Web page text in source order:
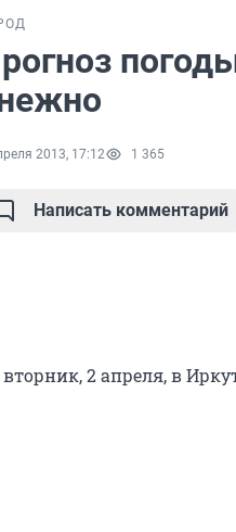
2013, 17:12 1 365
Написать комментарий
2 апреля, в